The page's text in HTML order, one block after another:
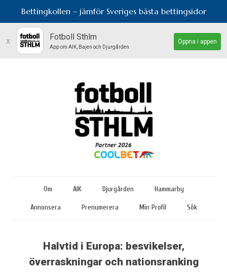
Bettingkollen – jämför Sveriges bästa bettingsidor
x Fotboll Sthlm
App om AIK, Bajen och Djurgården
Öppna i appen
Om AIK Djurgården Hammarby
Annonsera Prenumerera Min Profil Sök
Halvtid i Europa: besvikelser,
överraskningar och nationsranking